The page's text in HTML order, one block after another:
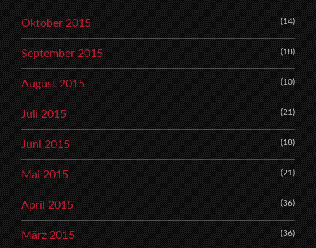
Oktober 2015 (14)
September 2015 (18)
August 2015 (10)
Juli 2015 (21)
Juni 2015 (18)
Mai 2015 (21)
April 2015 (36)
März 2015 (36)